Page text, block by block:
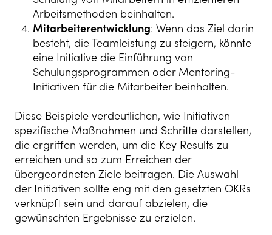
Arbeitsmethoden beinhalten.
Mitarbeiterentwicklung: Wenn das Ziel darin
besteht, die Teamleistung zu steigern, könnte
eine Initiative die Einführung von
Schulungsprogrammen oder Mentoring-
Initiativen für die Mitarbeiter beinhalten.
Diese Beispiele verdeutlichen, wie Initiativen
spezifische Maßnahmen und Schritte darstellen,
die ergriffen werden, um die Key Results zu
erreichen und so zum Erreichen der
übergeordneten Ziele beitragen. Die Auswahl
der Initiativen sollte eng mit den gesetzten OKRs
verknüpft sein und darauf abzielen, die
gewünschten Ergebnisse zu erzielen.